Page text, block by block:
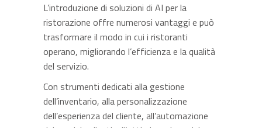
L’introduzione di soluzioni di AI per la
ristorazione offre numerosi vantaggi e può
trasformare il modo in cui i ristoranti
operano, migliorando l’efficienza e la qualità
del servizio.
Con strumenti dedicati alla gestione
dell’inventario, alla personalizzazione
dell’esperienza del cliente, all’automazione